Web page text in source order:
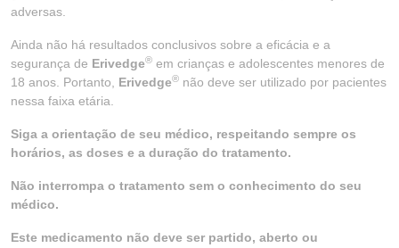
adversas.
Ainda não há resultados conclusivos sobre a eficácia e a
segurança de Erivedge® em crianças e adolescentes menores de
18 anos. Portanto, Erivedge® não deve ser utilizado por pacientes
nessa faixa etária.
Siga a orientação de seu médico, respeitando sempre os
horários, as doses e a duração do tratamento.
Não interrompa o tratamento sem o conhecimento do seu
médico.
Este medicamento não deve ser partido, aberto ou